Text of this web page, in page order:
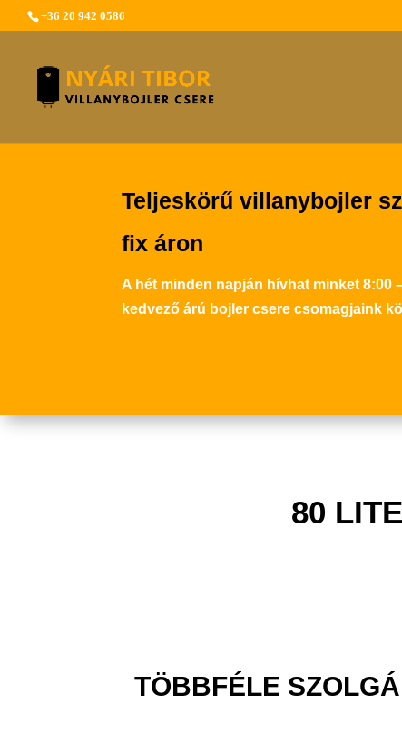
+36 20 942 0586
Teljeskörű villanybojler
fix áron
A hét minden napján hívhat minket 8:00
kedvező árú bojler csere csomagjaink
80
TÖBBFÉLE